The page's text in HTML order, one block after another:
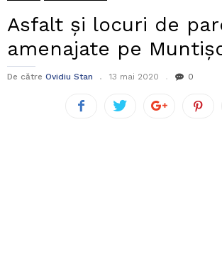
Asfalt și locuri de
amenajate pe
De către Ovidiu Stan 13 mai 2020 0